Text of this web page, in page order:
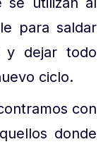
para saldar
y dejar todo
ciclo.
con
donde